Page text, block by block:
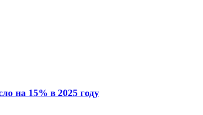
на 15% в 2025 году